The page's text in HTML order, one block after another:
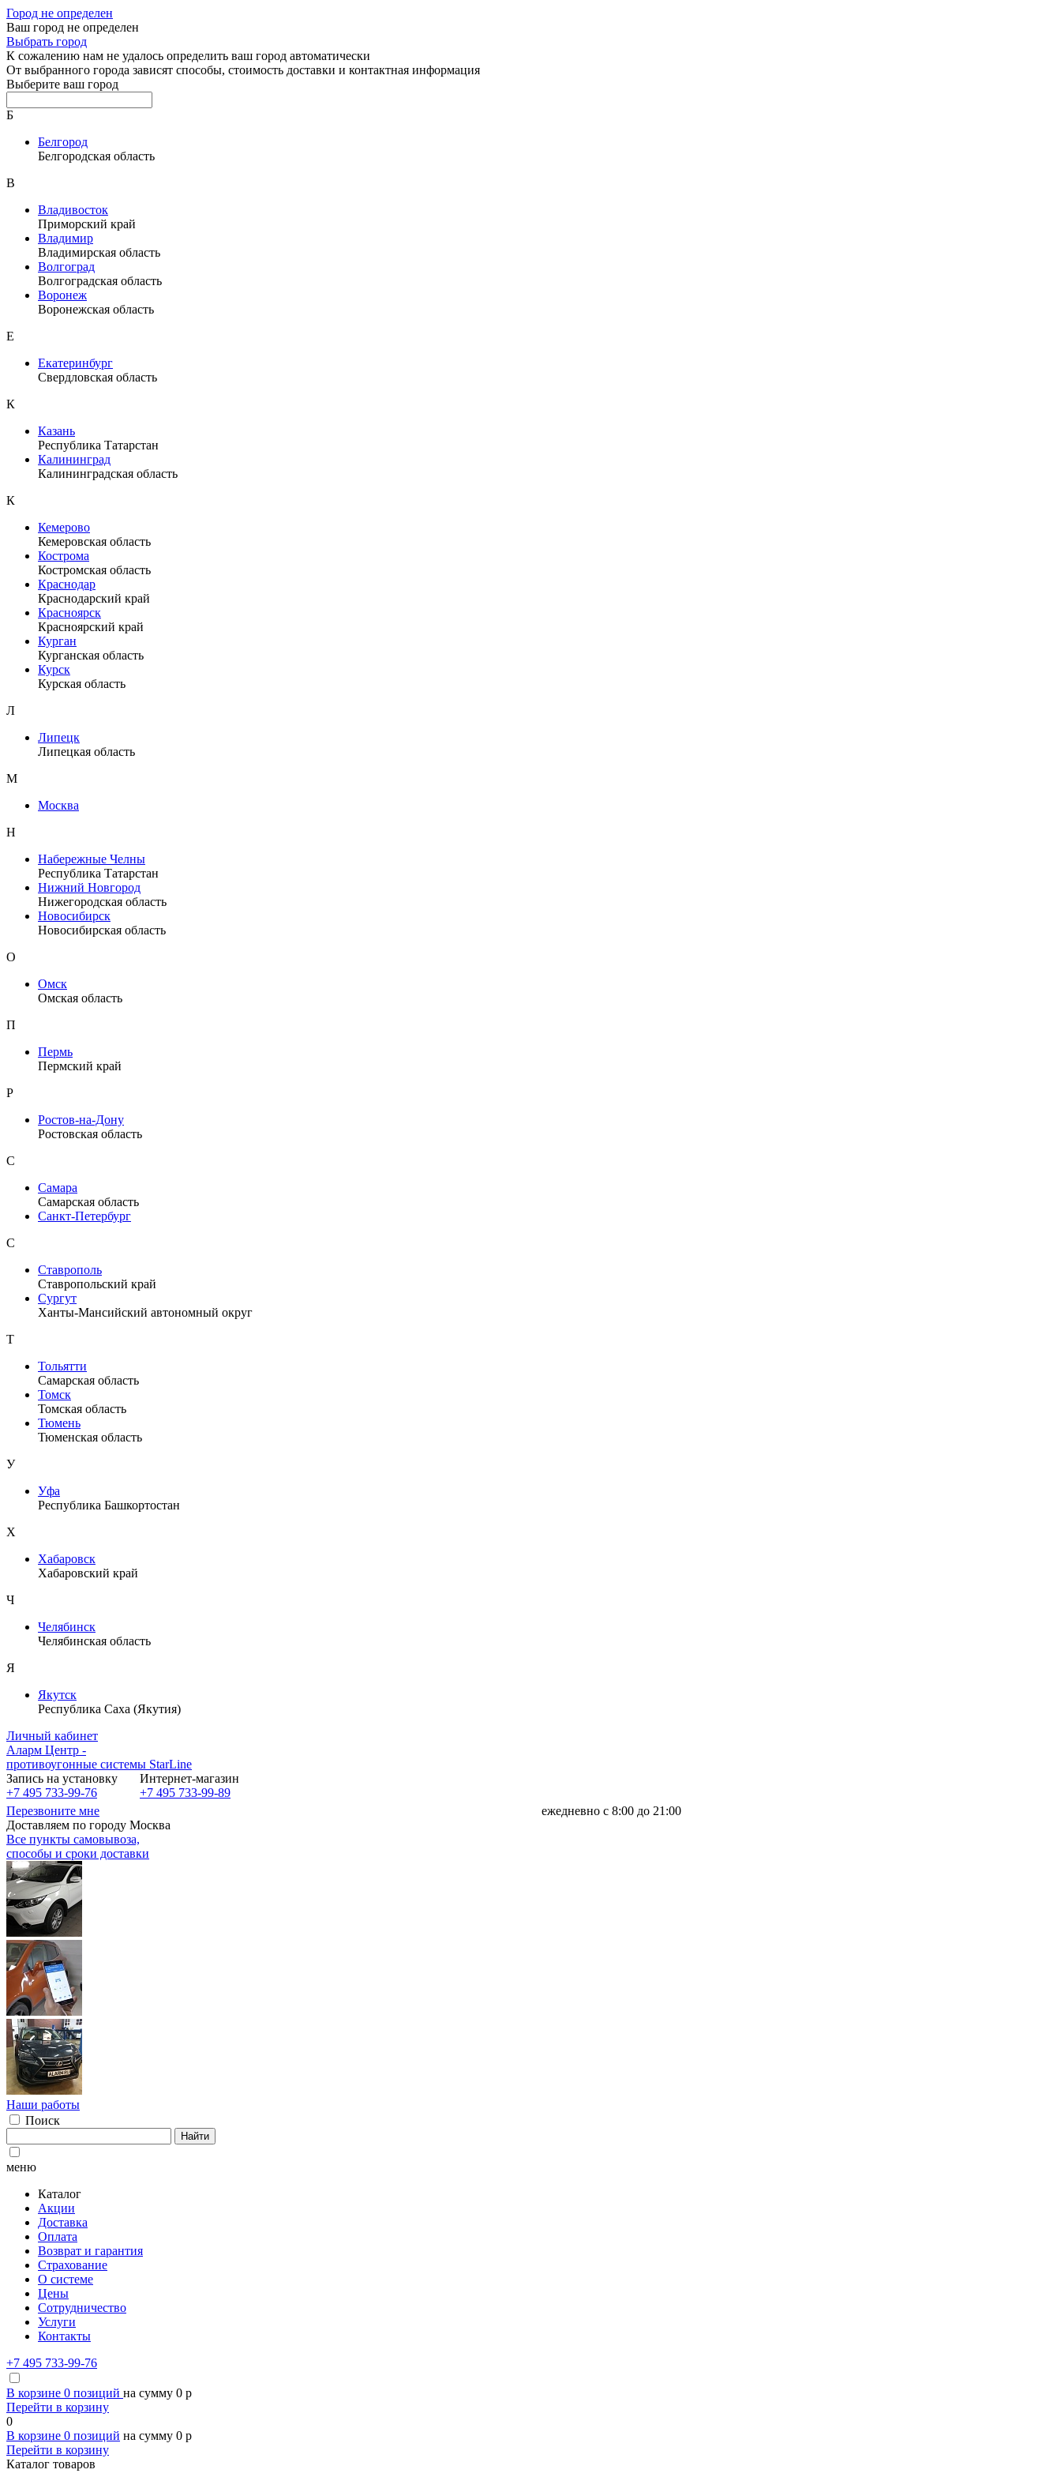
Город не определен
Ваш город не определен
Выбрать город
К сожалению нам не удалось определить ваш город автоматически
От выбранного города зависят способы, стоимость доставки и контактная информация
Выберите ваш город
Б
Белгород
Белгородская область
В
Владивосток
Приморский край
Владимир
Владимирская область
Волгоград
Волгоградская область
Воронеж
Воронежская область
Е
Екатеринбург
Свердловская область
К
Казань
Республика Татарстан
Калининград
Калининградская область
К
Кемерово
Кемеровская область
Кострома
Костромская область
Краснодар
Краснодарский край
Красноярск
Красноярский край
Курган
Курганская область
Курск
Курская область
Л
Липецк
Липецкая область
М
Москва
Н
Набережные Челны
Республика Татарстан
Нижний Новгород
Нижегородская область
Новосибирск
Новосибирская область
О
Омск
Омская область
П
Пермь
Пермский край
Р
Ростов-на-Дону
Ростовская область
С
Самара
Самарская область
Санкт-Петербург
С
Ставрополь
Ставропольский край
Сургут
Ханты-Мансийский автономный округ
Т
Тольятти
Самарская область
Томск
Томская область
Тюмень
Тюменская область
У
Уфа
Республика Башкортостан
Х
Хабаровск
Хабаровский край
Ч
Челябинск
Челябинская область
Я
Якутск
Республика Саха (Якутия)
Личный кабинет
Аларм Центр -
противоугонные системы StarLine
Запись на установку
+7 495 733-99-76
Интернет-магазин
+7 495 733-99-89
Перезвоните мне
ежедневно с 8:00 до 21:00
Доставляем по городу Москва
Все пункты самовывоза,
способы и сроки доставки
Наши работы
Поиск
Найти
меню
Каталог
Акции
Доставка
Оплата
Возврат и гарантия
Страхование
О системе
Цены
Сотрудничество
Услуги
Контакты
+7 495 733-99-76
В корзине 0 позиций на сумму 0 p
Перейти в корзину
0
В корзине 0 позиций на сумму 0 p
Перейти в корзину
Каталог товаров